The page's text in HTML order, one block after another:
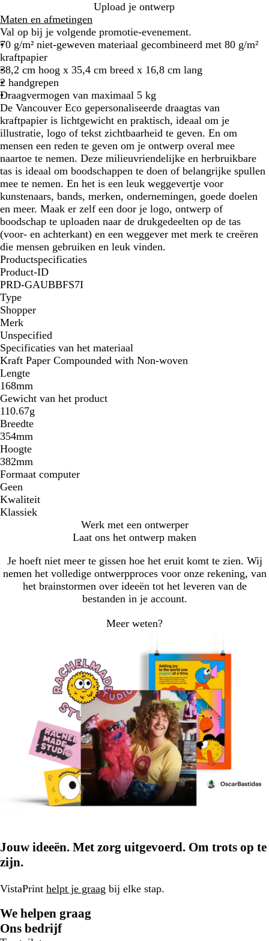
o
o
d
l
a
u
w
Upload je ontwerp
Maten en afmetingen
Val op bij je volgende promotie-evenement.
70 g/m² niet-geweven materiaal gecombineerd met 80 g/m²
kraftpapier
38,2 cm hoog x 35,4 cm breed x 16,8 cm lang
2 handgrepen
Draagvermogen van maximaal 5 kg
De Vancouver Eco gepersonaliseerde draagtas van
kraftpapier is lichtgewicht en praktisch, ideaal om je
illustratie, logo of tekst zichtbaarheid te geven. En om
mensen een reden te geven om je ontwerp overal mee
naartoe te nemen. Deze milieuvriendelijke en herbruikbare
tas is ideaal om boodschappen te doen of belangrijke spullen
mee te nemen. En het is een leuk weggevertje voor
kunstenaars, bands, merken, ondernemingen, goede doelen
en meer. Maak er zelf een door je logo, ontwerp of
boodschap te uploaden naar de drukgedeelten op de tas
(voor- en achterkant) en een weggever met merk te creëren
die mensen gebruiken en leuk vinden.
Productspecificaties
Product-ID
PRD-GAUBBFS7I
Type
Shopper
Merk
Unspecified
Specificaties van het materiaal
Kraft Paper Compounded with Non-woven
Lengte
168mm
Gewicht van het product
110.67g
Breedte
354mm
Hoogte
382mm
Formaat computer
Geen
Kwaliteit
Klassiek
Werk met een ontwerper
Laat ons het ontwerp maken
Je hoeft niet meer te gissen hoe het eruit komt te zien. Wij
nemen het volledige ontwerpproces voor onze rekening, van
het brainstormen over ideeën tot het leveren van de
bestanden in je account.
Meer weten?
Jouw ideeën. Met zorg uitgevoerd. Om trots op te
zijn.
VistaPrint helpt je graag bij elke stap.
We helpen graag
Ons bedrijf